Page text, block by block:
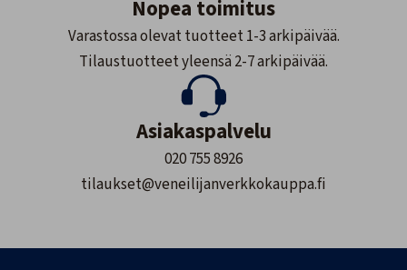
Nopea toimitus
Varastossa olevat tuotteet 1-3 arkipäivää.
Tilaustuotteet yleensä 2-7 arkipäivää.
Asiakaspalvelu
020 755 8926
tilaukset@veneilijanverkkokauppa.fi